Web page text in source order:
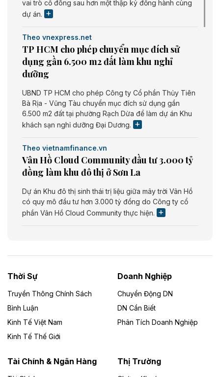
vai trò cổ đông sau hơn một thập kỷ đồng hành cùng
dự án.
Theo vnexpress.net
TP HCM cho phép chuyển mục đích sử
dụng gần 6.500 m2 đất làm khu nghỉ
dưỡng
UBND TP HCM cho phép Công ty Cổ phần Thủy Tiên
Bà Rịa - Vũng Tàu chuyển mục đích sử dụng gần
6.500 m2 đất tại phường Rạch Dừa để làm dự án Khu
khách sạn nghỉ dưỡng Đại Dương.
Theo vietnamfinance.vn
Vân Hồ Cloud Community đầu tư 3.000 tỷ
đồng làm khu đô thị ở Sơn La
Dự án Khu đô thị sinh thái trị liệu giữa mây trời Vân Hồ
có quy mô đầu tư hơn 3.000 tỷ đồng do Công ty cổ
phần Vân Hồ Cloud Community thực hiện.
Dự án Nhà máy xử lý rác và phát điện Bắc Giang do
Công ty TNHH Năng lượng môi trường Bắc Giang làm
Theo vietnamfinance.vn
Đức Long Gia Lai mở rộng ‘hệ sinh thái’
Lai
Thời Sự
Truyền Thông Chính Sách
Bình Luận
Kinh Tế Việt Nam
Kinh Tế Thế Giới
Doanh Nghiệp
Chuyển Động DN
DN Cần Biết
Phân Tích Doanh Nghiệp
Tài Chính & Ngân Hàng Thị Trường